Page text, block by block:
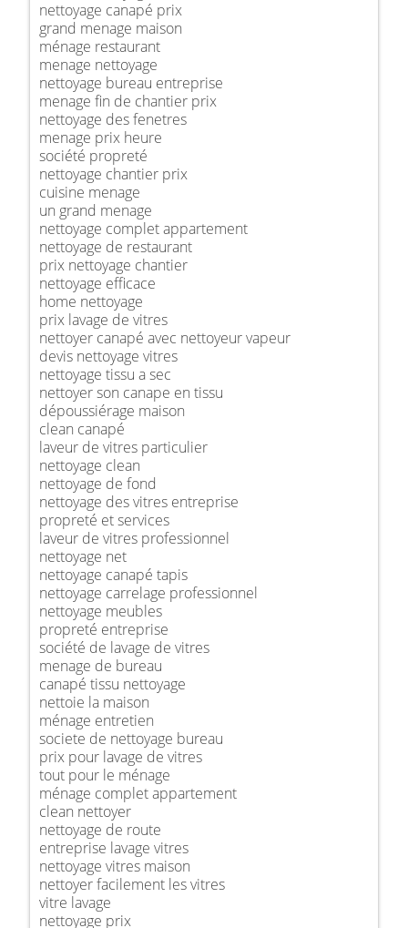
nettoyage canapé prix
grand menage maison
ménage restaurant
menage nettoyage
nettoyage bureau entreprise
menage fin de chantier prix
nettoyage des fenetres
menage prix heure
société propreté
nettoyage chantier prix
cuisine menage
un grand menage
nettoyage complet appartement
nettoyage de restaurant
prix nettoyage chantier
nettoyage efficace
home nettoyage
prix lavage de vitres
nettoyer canapé avec nettoyeur vapeur
devis nettoyage vitres
nettoyage tissu a sec
nettoyer son canape en tissu
dépoussiérage maison
clean canapé
laveur de vitres particulier
nettoyage clean
nettoyage de fond
nettoyage des vitres entreprise
propreté et services
laveur de vitres professionnel
nettoyage net
nettoyage canapé tapis
nettoyage carrelage professionnel
nettoyage meubles
propreté entreprise
société de lavage de vitres
menage de bureau
canapé tissu nettoyage
nettoie la maison
ménage entretien
societe de nettoyage bureau
prix pour lavage de vitres
tout pour le ménage
ménage complet appartement
clean nettoyer
nettoyage de route
entreprise lavage vitres
nettoyage vitres maison
nettoyer facilement les vitres
vitre lavage
nettoyage prix